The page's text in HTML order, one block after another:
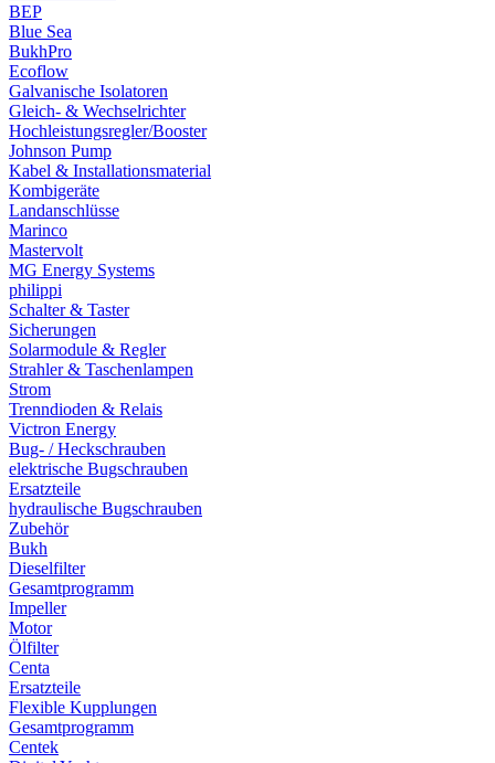
BEP
Blue Sea
BukhPro
Ecoflow
Galvanische Isolatoren
Gleich- & Wechselrichter
Hochleistungsregler/Booster
Johnson Pump
Kabel & Installationsmaterial
Kombigeräte
Landanschlüsse
Marinco
Mastervolt
MG Energy Systems
philippi
Schalter & Taster
Sicherungen
Solarmodule & Regler
Strahler & Taschenlampen
Strom
Trenndioden & Relais
Victron Energy
Bug- / Heckschrauben
elektrische Bugschrauben
Ersatzteile
hydraulische Bugschrauben
Zubehör
Bukh
Dieselfilter
Gesamtprogramm
Impeller
Motor
Ölfilter
Centa
Ersatzteile
Flexible Kupplungen
Gesamtprogramm
Centek